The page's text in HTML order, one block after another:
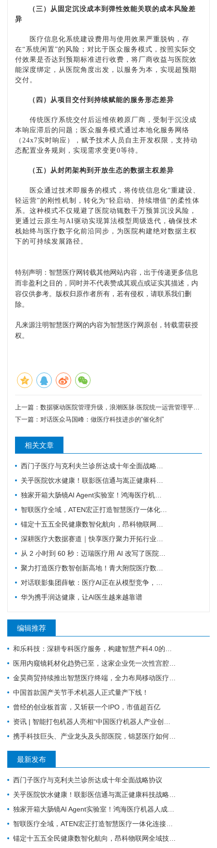
（三） 从固定沉没成本到弹性效能关联的成本风险差
异
医疗信息化系统建设费用与使用效果严重脱钩，存
在“系统闲置”的风险；对比于医众服务模式，按照实际交
付效果是否达到预期标准进行收费，将厂商收益与医院效
能深度绑定，从医院角度出发，以服务为本，实现超预期
交付。
（四） 从项目交付到持续赋能的服务形态差异
传统医疗系统交付后运维依赖原厂商，受制于沉没成
本响应滞后的问题；医众服务模式通过本地化服务网络
（ 24x7实时响应），赋予技术人员自主开发权限，支持动
态配置业务规则，实现需求变更0等待。
（五） 从封闭架构到开放生态的数据主权差异
医众通过技术即服务的模式，将传统信息化“重建设、
轻运营”的刚性机制，转化为“轻启动、持续增值”的柔性体
系。这种模式不仅规避了医院动辄数千万预算沉没风险，
更通过云原生与AI驱动实现算法模型周级迭代，确保技术
栈始终与医疗数字化前沿同步，为医院构建绝对数据主权
下的可持续发展路径。
特别声明：智慧医疗网转载其他网站内容，出于传递更多信息
而非盈利之目的，同时并不代表赞成其观点或证实其描述，内
容仅供参考。版权归原作者所有，若有侵权，请联系我们删
除。
凡来源注明智慧医疗网的内容为智慧医疗网原创，转载需获授
权。
上一篇： 数据驱动医院管理升级，浪潮医脉·医院统一运营管理平台发布
下一篇： 对话医众马国峰：做医疗科技进步的“催化剂”
相关文章
西门子医疗与克利夫兰诊所达成十年全面战略协议
关乎医院饮水健康！联影医信通与嵩正健康科技战略合作
独家开箱大肠镜AI Agent实验室！鸿海医疗机器人成开刀房新要角
智联医疗全域，ATEN宏正打造智慧医疗一体化连接解决方案
锚定十五五全民健康数智化航向，昂科物联网全域技术筑牢智慧医院数字底座
深耕医疗大数据赛道｜快享医疗聚力开拓行业新价值
从 2 小时到 60 秒：迈瑞医疗用 AI 改写了医院最累科室的工作方式
聚力打造医疗数智创新高地！青大附院医疗数智联合实验室正式启用
对话联影集团薛敏：医疗AI正在从模型竞争，走向医疗体系的重构
华为携手润达健康，让AI医生越来越靠谱
编辑推荐
和乐科技：深耕专科医疗服务，构建智慧产科4.0的全流程闭环管理
医用内窥镜耗材化趋势已至，这家企业凭一次性宫腔镜强势入局 | 复星·星未来创业营
金昊商贸持续推出智慧医疗终端，全力布局移动医疗市场
中国首款国产关节手术机器人正式量产下线！
曾经的创业板首富，又斩获一个IPO，市值超百亿
资讯 | 智能打包机器人亮相“中国医疗机器人产业创新大会”！
携手科技巨头、产业龙头及头部医院，锦瑟医疗如何发力混合现实手术导航？
最新发布
西门子医疗与克利夫兰诊所达成十年全面战略协议
关乎医院饮水健康！联影医信通与嵩正健康科技战略合作
独家开箱大肠镜AI Agent实验室！鸿海医疗机器人成开刀房新要角
智联医疗全域，ATEN宏正打造智慧医疗一体化连接解决方案
锚定十五五全民健康数智化航向，昂科物联网全域技术筑牢智慧医院数字底座